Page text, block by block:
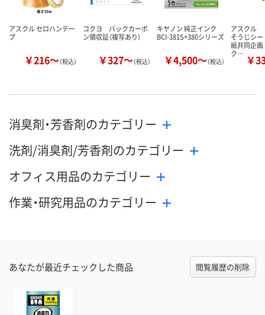
アスクル セロハンテー
プ
￥216～（税込）
コクヨ バックカーボ
ン領収証（複写あり）
￥327～（税込）
キヤノン 純正インク
BCI-381S+380シリーズ
￥4,500～（税込）
アスクル
そうじシ
紙共同企
ク… ￥
消臭剤・芳香剤のカテゴリー
洗剤/消臭剤/芳香剤のカテゴリー
オフィス用品のカテゴリー
作業・研究用品のカテゴリー
あなたが最近チェックした商品 閲覧履歴の削除